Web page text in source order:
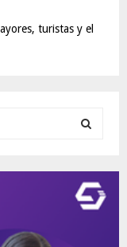
turistas y el
E